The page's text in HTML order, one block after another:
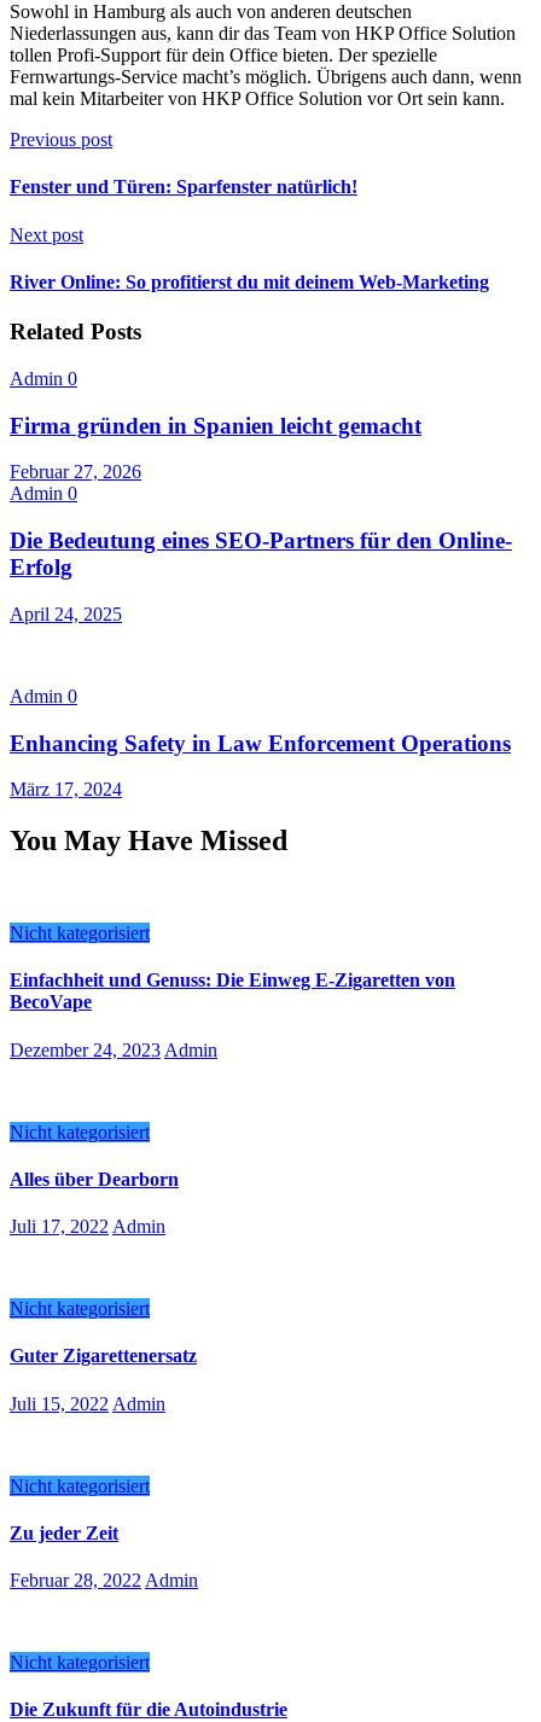
Sowohl in Hamburg als auch von anderen deutschen
Niederlassungen aus, kann dir das Team von HKP Office Solution
tollen Profi-Support für dein Office bieten. Der spezielle
Fernwartungs-Service macht’s möglich. Übrigens auch dann, wenn
mal kein Mitarbeiter von HKP Office Solution vor Ort sein kann.
Previous post
Fenster und Türen: Sparfenster natürlich!
Next post
River Online: So profitierst du mit deinem Web-Marketing
Related Posts
Admin 0
Firma gründen in Spanien leicht gemacht
Februar 27, 2026
Admin 0
Die Bedeutung eines SEO-Partners für den Online-
Erfolg
April 24, 2025
Admin 0
Enhancing Safety in Law Enforcement Operations
März 17, 2024
You May Have Missed
Nicht kategorisiert
Einfachheit und Genuss: Die Einweg E-Zigaretten von
BecoVape
Dezember 24, 2023 Admin
Nicht kategorisiert
Alles über Dearborn
Juli 17, 2022 Admin
Nicht kategorisiert
Guter Zigarettenersatz
Juli 15, 2022 Admin
Nicht kategorisiert
Zu jeder Zeit
Februar 28, 2022 Admin
Nicht kategorisiert
Die Zukunft für die Autoindustrie